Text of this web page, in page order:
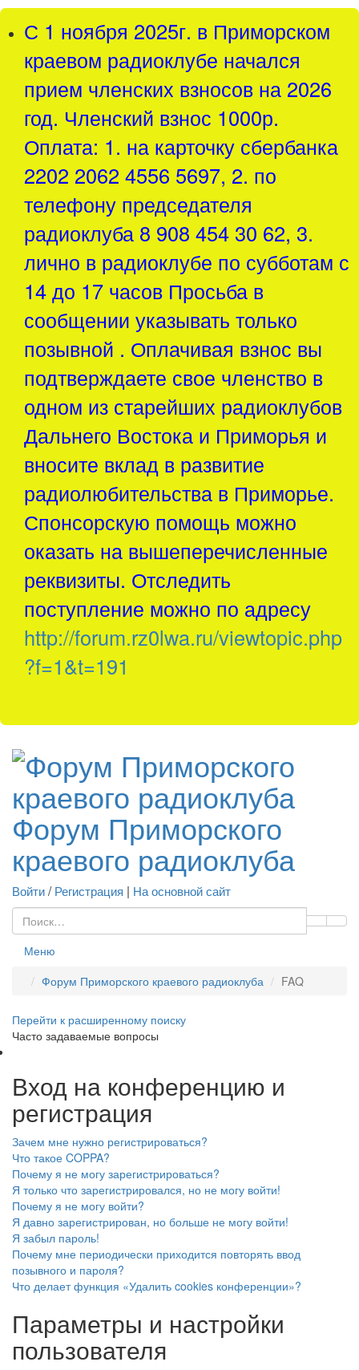
С 1 ноября 2025г. в Приморском
краевом радиоклубе начался
прием членских взносов на 2026
год. Членский взнос 1000р.
Оплата: 1. на карточку сбербанка
2202 2062 4556 5697, 2. по
телефону председателя
радиоклуба 8 908 454 30 62, 3.
лично в радиоклубе по субботам с
14 до 17 часов Просьба в
сообщении указывать только
позывной . Оплачивая взнос вы
подтверждаете свое членство в
одном из старейших радиоклубов
Дальнего Востока и Приморья и
вносите вклад в развитие
радиолюбительства в Приморье.
Спонсорскую помощь можно
оказать на вышеперечисленные
реквизиты. Отследить
поступление можно по адресу
http://forum.rz0lwa.ru/viewtopic.php
?f=1&t=191
Форум Приморского
краевого радиоклуба
Войти/Регистрация | На основной сайт
Меню
Форум Приморского краевого радиоклуба
FAQ
Перейти к расширенному поиску
Часто задаваемые вопросы
Вход на конференцию и
регистрация
Зачем мне нужно регистрироваться?
Что такое COPPA?
Почему я не могу зарегистрироваться?
Я только что зарегистрировался, но не могу войти!
Почему я не могу войти?
Я давно зарегистрирован, но больше не могу войти!
Я забыл пароль!
Почему мне периодически приходится повторять ввод
позывного и пароля?
Что делает функция «Удалить cookies конференции»?
Параметры и настройки
пользователя